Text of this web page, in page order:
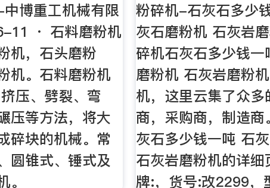
博重工机械有限
11 · 石料磨粉机
机，石头磨粉
机。石料磨粉机
压、劈裂、弯
压等方法，将大
碎块的机械。常
圆锥式、锤式及
粉碎机-石灰石多少
灰石磨粉机 石灰岩
碎机石灰石多少钱一
磨粉机 石灰岩磨粉
机，这里云集了众多
商，采购商，制造商
灰石多少钱一吨 石
石灰岩磨粉机的详细
牌:，货号:改2299，